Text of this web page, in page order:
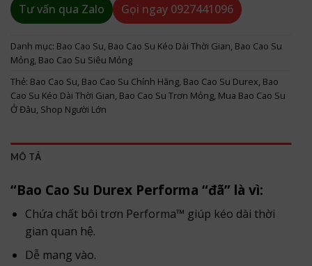
Tư vấn qua Zalo Gọi ngay 0927441096
Danh mục: Bao Cao Su, Bao Cao Su Kéo Dài Thời Gian, Bao Cao Su
Mỏng, Bao Cao Su Siêu Mỏng
Thẻ: Bao Cao Su, Bao Cao Su Chính Hãng, Bao Cao Su Durex, Bao
Cao Su Kéo Dài Thời Gian, Bao Cao Su Trơn Mỏng, Mua Bao Cao Su
Ở Đâu, Shop Người Lớn
MÔ TẢ
“Bao Cao Su Durex Performa “đã” là vì:
Chứa chất bôi trơn Performa™ giúp kéo dài thời
gian quan hệ.
Dễ mang vào.